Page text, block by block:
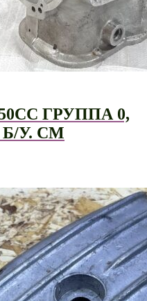
ГРУППА 0,
Б/У. СМ